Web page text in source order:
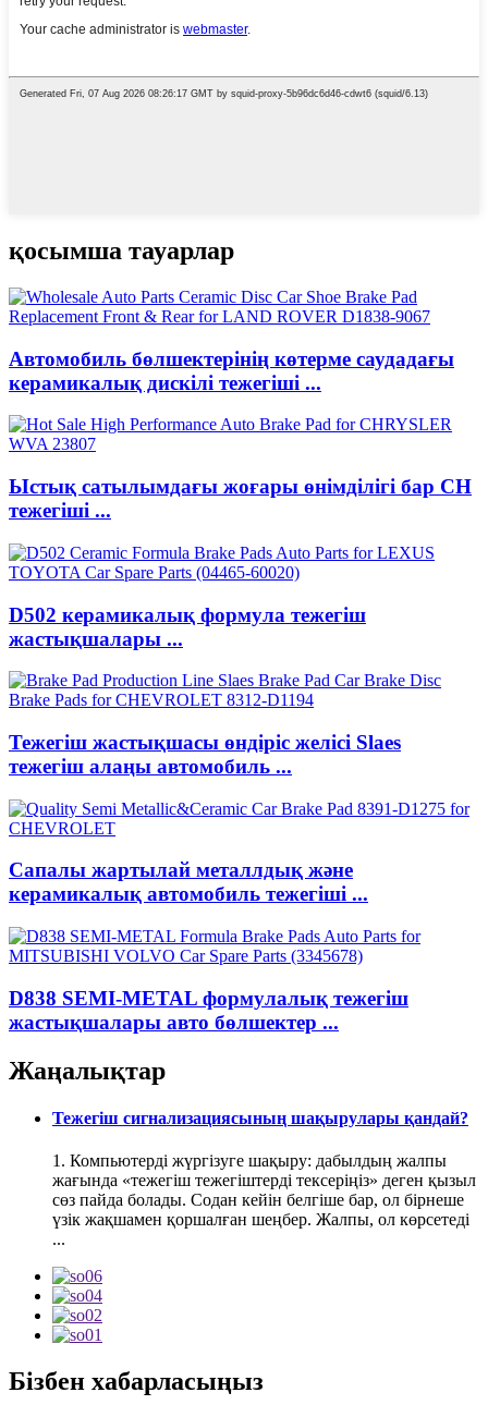
қосымша тауарлар
Автомобиль бөлшектерінің көтерме саудадағы
керамикалық дискілі тежегіші ...
Ыстық сатылымдағы жоғары өнімділігі бар CH
тежегіші ...
D502 керамикалық формула тежегіш
жастықшалары ...
Тежегіш жастықшасы өндіріс желісі Slaes
тежегіш алаңы автомобиль ...
Сапалы жартылай металлдық және
керамикалық автомобиль тежегіші ...
D838 SEMI-METAL формулалық тежегіш
жастықшалары авто бөлшектер ...
Жаңалықтар
Тежегіш сигнализациясының шақырулары қандай?
1. Компьютерді жүргізуге шақыру: дабылдың жалпы
жағында «тежегіш тежегіштерді тексеріңіз» деген қызыл
сөз пайда болады. Содан кейін белгіше бар, ол бірнеше
үзік жақшамен қоршалған шеңбер. Жалпы, ол көрсетеді
...
Бізбен хабарласыңыз